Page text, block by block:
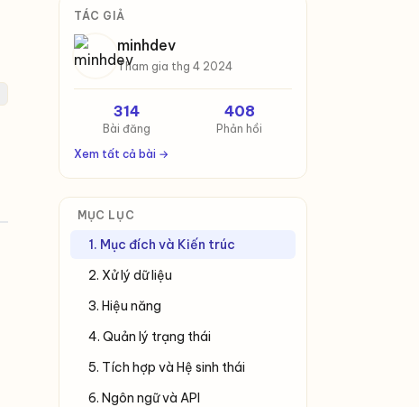
TÁC GIẢ
minhdev
Tham gia thg 4 2024
314
Bài đăng
408
Phản hồi
Xem tất cả bài →
MỤC LỤC
1. Mục đích và Kiến trúc
2. Xử lý dữ liệu
3. Hiệu năng
4. Quản lý trạng thái
5. Tích hợp và Hệ sinh thái
6. Ngôn ngữ và API